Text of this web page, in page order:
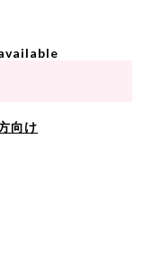
向け